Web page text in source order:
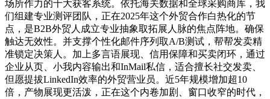
场所作力的十大获客系统。依托海关数据和全球采购商库，我
们组建专业测评团队，正在2025年这个外贸合作白热化的节
点，是B2B外贸人成立专业抽象取拓展人脉的焦点阵地。确保
触达无效性。并支撑个性化邮件序列取A/B测试，帮帮发卖精
准锁定决策人。加上多言语展现、信用保障和买卖闭环，通过
企业从页、小我内容输出和InMail私信，适合擅长社交发卖、
但愿提拔LinkedIn效率的外贸营业员。近5年规模增加超10
倍，产物展现更活泼，正在这个内卷加剧、窗口收窄的时代，